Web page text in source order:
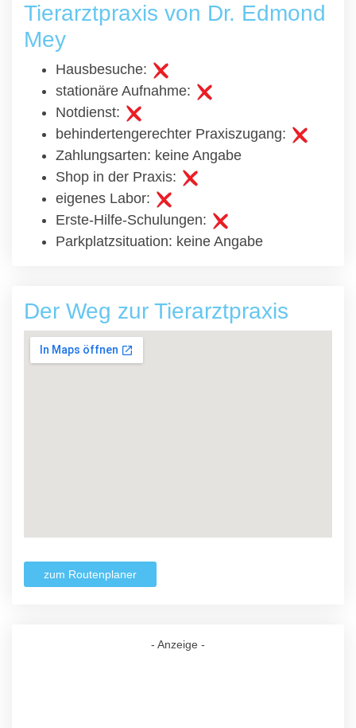
Tierarztpraxis von Dr. Edmond
Mey
Hausbesuche:
stationäre Aufnahme:
Notdienst:
behindertengerechter Praxiszugang:
Zahlungsarten: keine Angabe
Shop in der Praxis:
eigenes Labor:
Erste-Hilfe-Schulungen:
Parkplatzsituation: keine Angabe
Der Weg zur Tierarztpraxis
zum Routenplaner
- Anzeige -